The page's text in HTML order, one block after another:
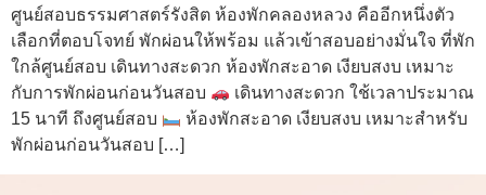
ศูนย์สอบธรรมศาสตร์รังสิต ห้องพักคลองหลวง คืออีกหนึ่งตัว
เลือกที่ตอบโจทย์ พักผ่อนให้พร้อม แล้วเข้าสอบอย่างมั่นใจ ที่พัก
ใกล้ศูนย์สอบ เดินทางสะดวก ห้องพักสะอาด เงียบสงบ เหมาะ
กับการพักผ่อนก่อนวันสอบ
เดินทางสะดวก ใช้เวลาประมาณ
15 นาที ถึงศูนย์สอบ
ห้องพักสะอาด เงียบสงบ เหมาะสำหรับ
พักผ่อนก่อนวันสอบ […]